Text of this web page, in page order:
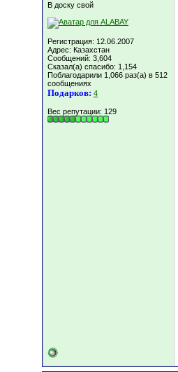
В доску свой
Регистрация: 12.06.2007
Адрес: Казахстан
Сообщений: 3,604
Сказал(а) спасибо: 1,154
Поблагодарили 1,066 раз(а) в 512
сообщениях
Подарков: 4
Вес репутации: 129